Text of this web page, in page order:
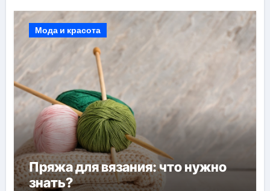
Мода и красота
Пряжа для вязания: что нужно
знать?